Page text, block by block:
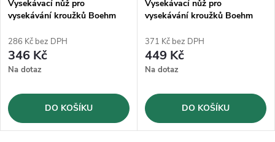
Vysekávací nůž pro
vysekávání kroužků Boehm
286 Kč bez DPH
346 Kč
Na dotaz
DO KOŠÍKU
Vysekávací nůž pro
vysekávání kroužků Boehm
371 Kč bez DPH
449 Kč
Na dotaz
DO KOŠÍKU